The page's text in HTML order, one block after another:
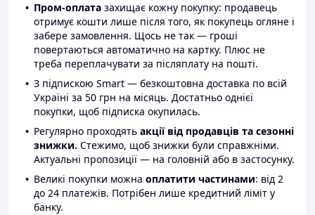
Пром-оплата захищає кожну покупку: продавець
отримує кошти лише після того, як покупець огляне і
забере замовлення. Щось не так — гроші
повертаються автоматично на картку. Плюс не
треба переплачувати за післяплату на пошті.
З підпискою Smart — безкоштовна доставка по всій
Україні за 50 грн на місяць. Достатньо однієї
покупки, щоб підписка окупилась.
Регулярно проходять акції від продавців та сезонні
знижки. Стежимо, щоб знижки були справжніми.
Актуальні пропозиції — на головній або в застосунку.
Великі покупки можна оплатити частинами: від 2
до 24 платежів. Потрібен лише кредитний ліміт у
банку.